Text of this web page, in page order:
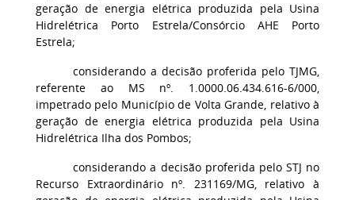
geração de energia elétrica produzida pela Usina
Hidrelétrica Porto Estrela/Consórcio AHE Porto
Estrela;
considerando a decisão proferida pelo TJMG,
referente ao MS nº. 1.0000.06.434.616-6/000,
impetrado pelo Município de Volta Grande, relativo à
geração de energia elétrica produzida pela Usina
Hidrelétrica Ilha dos Pombos;
considerando a decisão proferida pelo STJ no
Recurso Extraordinário nº. 231169/MG, relativo à